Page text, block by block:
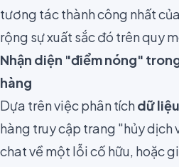
tương tác thành công nhất
rộng sự xuất sắc đó trên quy
Nhận diện "điểm nóng"
hàng
Dựa trên việc phân tíchdữ liệu
hàng truy cập trang "hủy dịch
chat về một lỗi cố hữu, hoặc